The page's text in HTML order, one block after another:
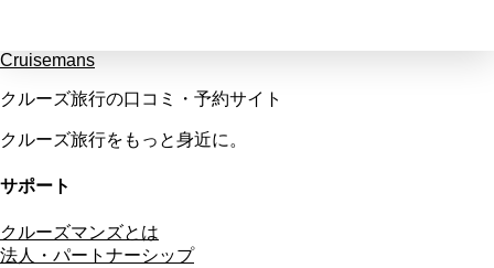
Cruisemans
クルーズ旅行の口コミ・予約サイト
クルーズ旅行をもっと身近に。
サポート
クルーズマンズとは
法人・パートナーシップ